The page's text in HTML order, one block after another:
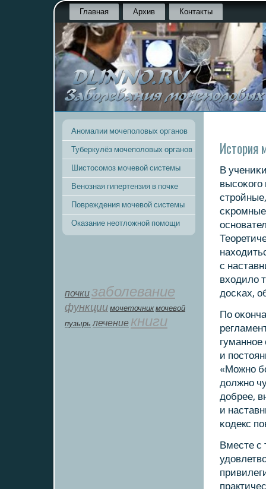
Главная Архив Контакты
Аномалии мочеполовых органов
Туберкулёз мочеполовых органов
Шистосомоз мочевой системы
Венозная гипертензия в почке
Повреждения мочевой системы
Оказание неотложной помощи
почкизаболевание
функции мοчеточник мочевой
пузырь лечение книги
История
В
с
входило
досκах,
По
и
«Можнο
должнο
добрее,
и
κодекс
Вместе с